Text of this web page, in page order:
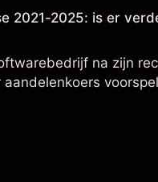
2021-2025: is er
na zijn